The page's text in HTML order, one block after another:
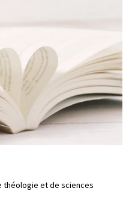
théologie et de sciences